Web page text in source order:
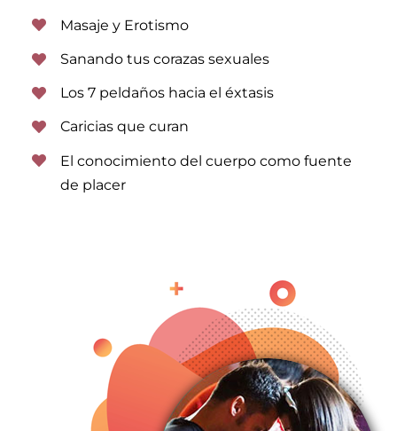
Masaje y Erotismo
Sanando tus corazas sexuales
Los 7 peldaños hacia el éxtasis
Caricias que curan
El conocimiento del cuerpo como fuente
de placer